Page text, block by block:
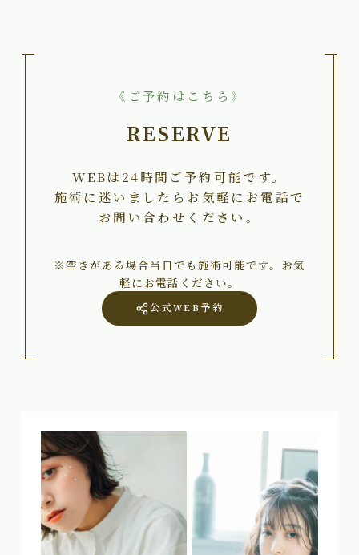
《ご予約はこちら》
RESERVE
WEBは24時間ご予約可能です。
施術に迷いましたらお気軽にお電話で
お問い合わせください。
※空きがある場合当日でも施術可能です。お気
軽にお電話ください。
公式WEB予約